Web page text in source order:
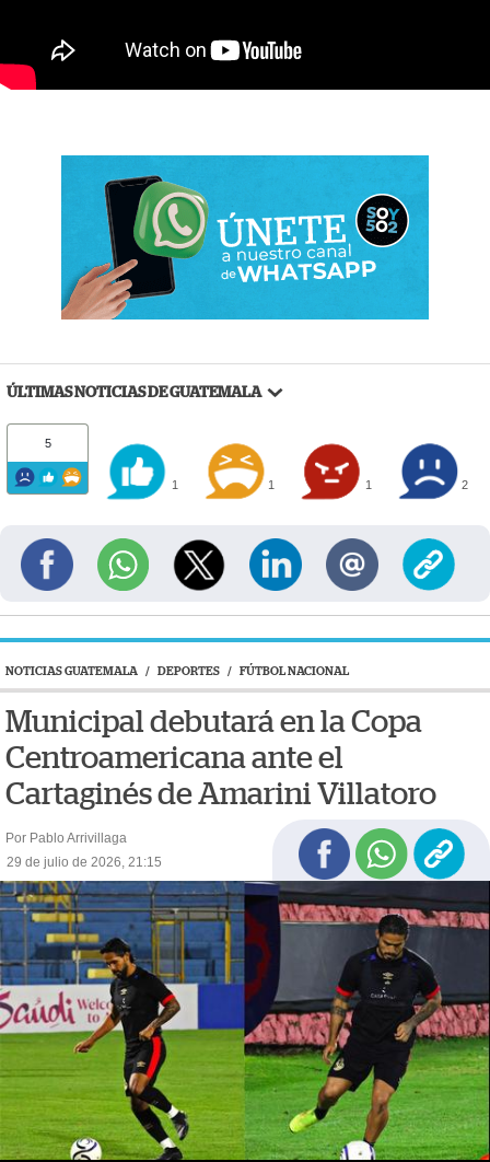
ÚLTIMAS NOTICIAS DE GUATEMALA
5
1 1 1 2
NOTICIAS GUATEMALA / DEPORTES / FÚTBOL NACIONAL
Municipal debutará en la Copa
Centroamericana ante el
Cartaginés de Amarini Villatoro
Por Pablo Arrivillaga
29 de julio de 2026, 21:15